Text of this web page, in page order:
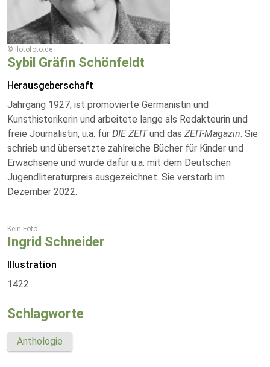
© flotofoto.de
Sybil Gräfin Schönfeldt
Herausgeberschaft
Jahrgang 1927, ist promovierte Germanistin und
Kunsthistorikerin und arbeitete lange als Redakteurin und
freie Journalistin, u.a. für DIE ZEITund das ZEIT-Magazin. Sie
schrieb und übersetzte zahlreiche Bücher für Kinder und
Erwachsene und wurde dafür u.a. mit dem Deutschen
Jugendliteraturpreis ausgezeichnet. Sie verstarb im
Dezember 2022.
Kein Foto
Ingrid Schneider
Illustration
1422
Schlagworte
Anthologie